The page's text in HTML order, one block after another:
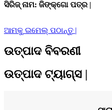
ସିରିଜ୍ ନାମ: ଜିଙ୍କ୍ଗୋ ପତ୍ର |
ଆମକୁ ଇମେଲ୍ ପଠାନ୍ତୁ |
ଉତ୍ପାଦ ବିବରଣୀ
ଉତ୍ପାଦ ଟ୍ୟାଗ୍ସ |